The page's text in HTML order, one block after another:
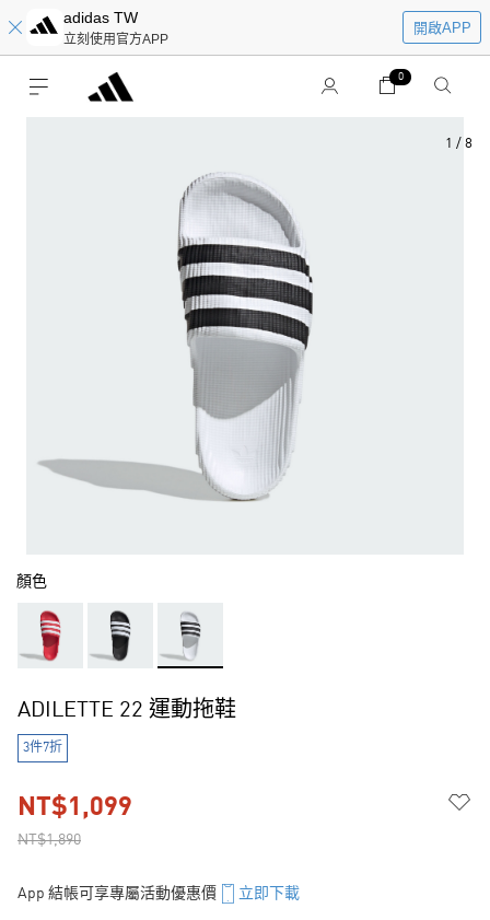
adidas TW
立刻使用官方APP
開啟APP
0
1 / 8
顏色
ADILETTE 22 運動拖鞋
3件7折
NT$1,890
NT$1,099
App 結帳可享專屬活動優惠價 立即下載